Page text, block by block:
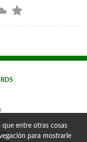
que entre otras cosas
para mostrarle